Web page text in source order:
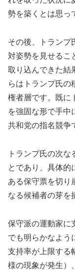
勢を築くとは思っ
その後、トランプ
対姿勢を見せるこ
取り込んできた結
らはトランプ氏の
権者層です。既に
を強固な形で手中
共和党の指名競争
トランプ氏の次
とであり、具体的
ある保守票を切り
なる候補者の芽を
保守派の運動家に
でも明らかなよう
支持率が上限する
様の現象が発生）